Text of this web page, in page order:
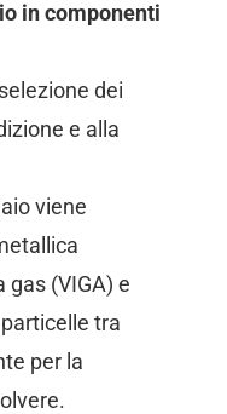
in componenti
dei
e alla
viene
(VIGA) e
tra
per la